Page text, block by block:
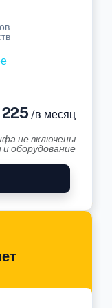
/в месяц
не включены
оборудование